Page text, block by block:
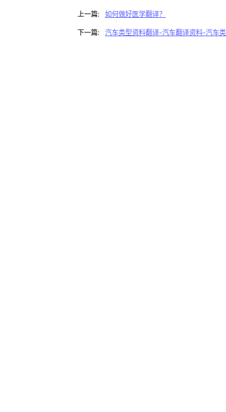
上一篇: 如何做好医学翻译？
下一篇: 汽车类型资料翻译-汽车翻译资料-汽车